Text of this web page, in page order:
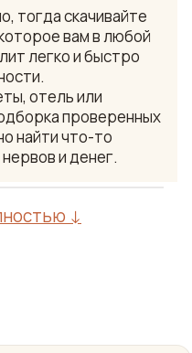
тогда скачивайте
вам в любой
легко и быстро
отель или
проверенных
найти что-то
и денег.
↓